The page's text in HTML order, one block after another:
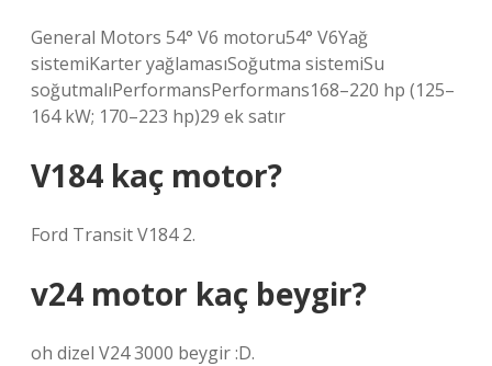
General Motors 54° V6 motoru54° V6Yağ
sistemiKarter yağlamasıSoğutma sistemiSu
soğutmalıPerformansPerformans168–220 hp (125–
164 kW; 170–223 hp)29 ek satır
V184 kaç motor?
Ford Transit V184 2.
v24 motor kaç beygir?
oh dizel V24 3000 beygir :D.